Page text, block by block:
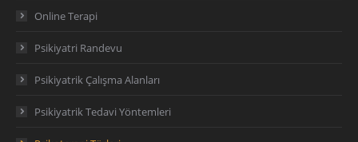
Online Terapi
Psikiyatri Randevu
Psikiyatrik Çalışma Alanları
Psikiyatrik Tedavi Yöntemleri